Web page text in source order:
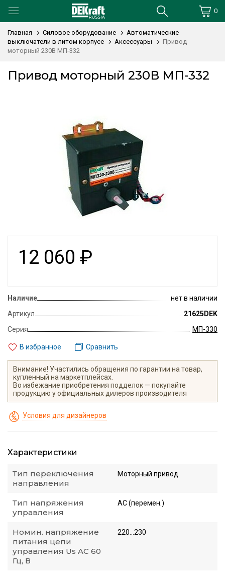
0
Главная Силовое оборудование
Автоматические
выключатели в литом корпусе
Аксессуары
Привод
моторный 230В МП-332
Привод моторный 230В МП-332
12 060 ₽
Наличие
нет в наличии
Артикул
21625DEK
Серия
МП-330
В избранное Сравнить
Внимание! Участились обращения по гарантии на товар,
купленный на маркетплейсах.
Во избежание приобретения подделок — покупайте
продукцию у официальных дилеров производителя
Условия для дизайнеров
Характеристики
Тип переключения
направления
Моторный привод
Тип напряжения
управления
AC (перемен.)
Номин. напряжение
питания цепи
управления Us AC 60
Гц, В
220...230